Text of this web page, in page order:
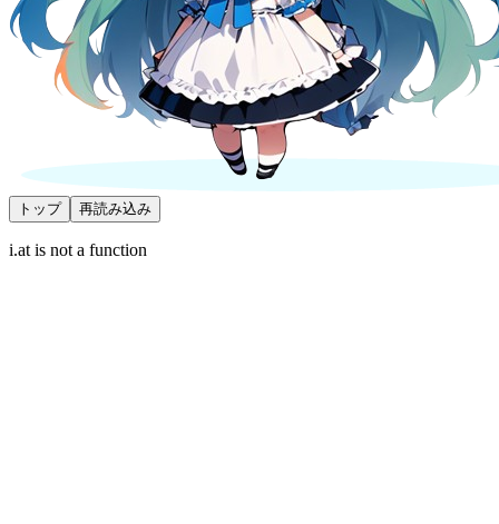
トップ 再読み込み
i.at is not a function